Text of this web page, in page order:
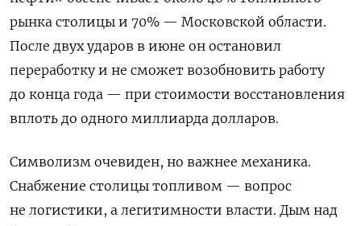
рынка столицы и 70% — Московской области.
После двух ударов в июне он остановил
переработку и не сможет возобновить работу
до конца года — при стоимости восстановления
вплоть до одного миллиарда долларов.
Символизм очевиден, но важнее механика.
Снабжение столицы топливом — вопрос
не логистики, а легитимности власти. Дым над